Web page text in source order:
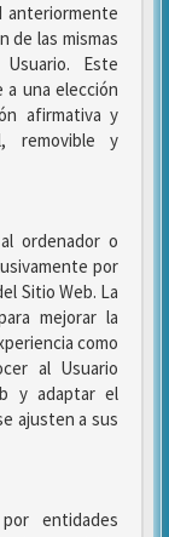
anteriormente
de las mismas
Este
una elección
afirmativa y
removible y
ordenador o
por
Sitio Web. La
mejorar la
como
al Usuario
y adaptar el
ajusten a sus
entidades